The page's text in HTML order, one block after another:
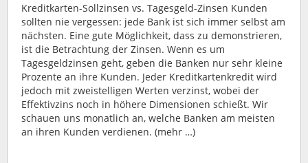
Kreditkarten-Sollzinsen vs. Tagesgeld-Zinsen Kunden
sollten nie vergessen: jede Bank ist sich immer selbst am
nächsten. Eine gute Möglichkeit, dass zu demonstrieren,
ist die Betrachtung der Zinsen. Wenn es um
Tagesgeldzinsen geht, geben die Banken nur sehr kleine
Prozente an ihre Kunden. Jeder Kreditkartenkredit wird
jedoch mit zweistelligen Werten verzinst, wobei der
Effektivzins noch in höhere Dimensionen schießt. Wir
schauen uns monatlich an, welche Banken am meisten
an ihren Kunden verdienen. (mehr …)